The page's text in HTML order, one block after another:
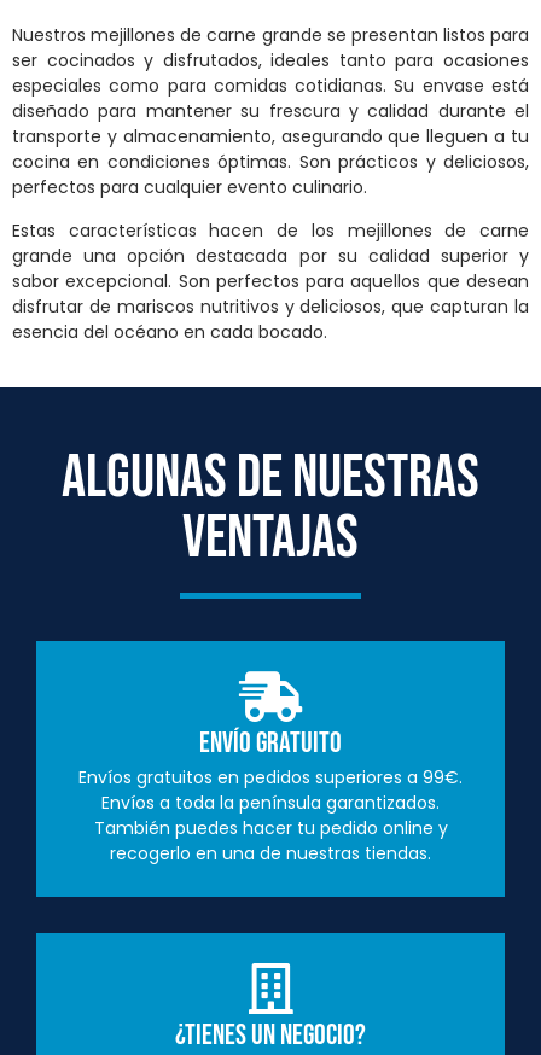
Nuestros mejillones de carne grande se presentan listos para
ser cocinados y disfrutados, ideales tanto para ocasiones
especiales como para comidas cotidianas. Su envase está
diseñado para mantener su frescura y calidad durante el
transporte y almacenamiento, asegurando que lleguen a tu
cocina en condiciones óptimas. Son prácticos y deliciosos,
perfectos para cualquier evento culinario.
Estas características hacen de los mejillones de carne
grande una opción destacada por su calidad superior y
sabor excepcional. Son perfectos para aquellos que desean
disfrutar de mariscos nutritivos y deliciosos, que capturan la
esencia del océano en cada bocado.
ALGUNAS DE NUESTRAS
VENTAJAS
Envío Gratuito
Envíos gratuitos en pedidos superiores a 99€.
Envíos a toda la península garantizados.
También puedes hacer tu pedido online y
recogerlo en una de nuestras tiendas.
¿Tienes un negocio?